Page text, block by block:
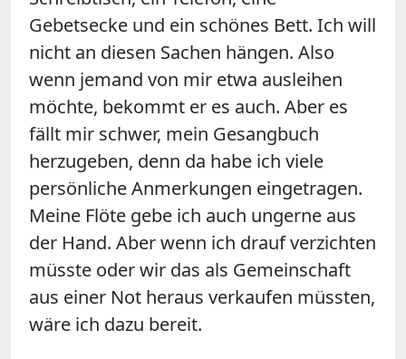
Gebetsecke und ein schönes Bett. Ich will
nicht an diesen Sachen hängen. Also
wenn jemand von mir etwa ausleihen
möchte, bekommt er es auch. Aber es
fällt mir schwer, mein Gesangbuch
herzugeben, denn da habe ich viele
persönliche Anmerkungen eingetragen.
Meine Flöte gebe ich auch ungerne aus
der Hand. Aber wenn ich drauf verzichten
müsste oder wir das als Gemeinschaft
aus einer Not heraus verkaufen müssten,
wäre ich dazu bereit.